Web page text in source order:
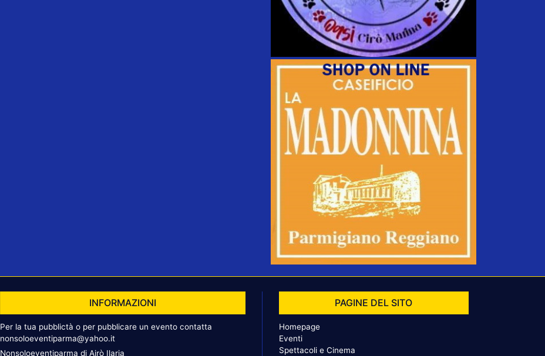
INFORMAZIONI
Per la tua pubblictà o per pubblicare un evento contatta
nonsoloeventiparma@yahoo.it
Nonsoloeventiparma di Airò Ilaria
PAGINE DEL SITO
Homepage
Eventi
Spettacoli e Cinema